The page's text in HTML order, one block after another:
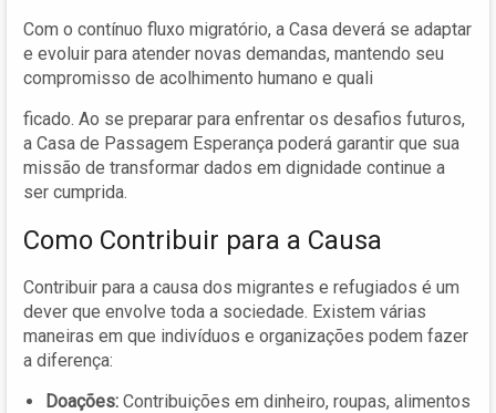
Com o contínuo fluxo migratório, a Casa deverá se adaptar
e evoluir para atender novas demandas, mantendo seu
compromisso de acolhimento humano e quali
ficado. Ao se preparar para enfrentar os desafios futuros,
a Casa de Passagem Esperança poderá garantir que sua
missão de transformar dados em dignidade continue a
ser cumprida.
Como Contribuir para a Causa
Contribuir para a causa dos migrantes e refugiados é um
dever que envolve toda a sociedade. Existem várias
maneiras em que indivíduos e organizações podem fazer
a diferença:
Doações: Contribuições em dinheiro, roupas, alimentos